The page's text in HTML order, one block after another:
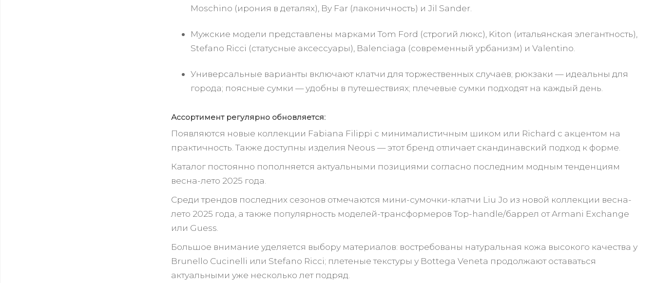
Moschino (ирония в деталях), By Far (лаконичность) и Jil Sander.
Мужские модели представлены марками Tom Ford (строгий люкс), Kiton (итальянская элегантность),
Stefano Ricci (статусные аксессуары), Balenciaga (современный урбанизм) и Valentino.
Универсальные варианты включают клатчи для торжественных случаев; рюкзаки — идеальны для
города; поясные сумки — удобны в путешествиях; плечевые сумки подходят на каждый день.
Ассортимент регулярно обновляется:
Появляются новые коллекции Fabiana Filippi с минималистичным шиком или Richard c акцентом на
практичность. Также доступны изделия Neous — этот бренд отличает скандинавский подход к форме.
Каталог постоянно пополняется актуальными позициями согласно последним модным тенденциям
весна-лето 2025 года.
Среди трендов последних сезонов отмечаются мини-сумочки-клатчи Liu Jo из новой коллекции весна-
лето 2025 года, а также популярность моделей-трансформеров Top-handle/баррел от Armani Exchange
или Guess.
Большое внимание уделяется выбору материалов: востребованы натуральная кожа высокого качества у
Brunello Cucinelli или Stefano Ricci; плетеные текстуры у Bottega Veneta продолжают оставаться
актуальными уже несколько лет подряд.